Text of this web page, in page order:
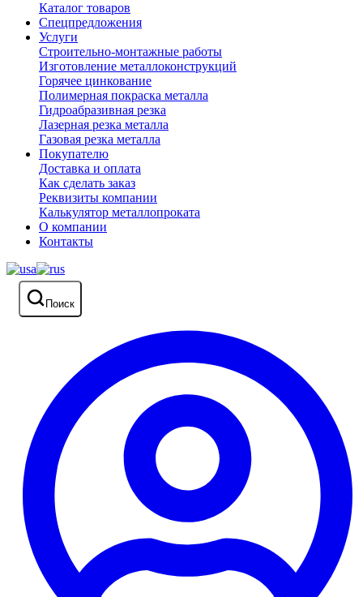
Каталог товаров
Спецпредложения
Услуги
Строительно-монтажные работы
Изготовление металлоконструкций
Горячее цинкование
Полимерная покраска металла
Гидроабразивная резка
Лазерная резка металла
Газовая резка металла
Покупателю
Доставка и оплата
Как сделать заказ
Реквизиты компании
Калькулятор металлопроката
О компании
Контакты
Поиск